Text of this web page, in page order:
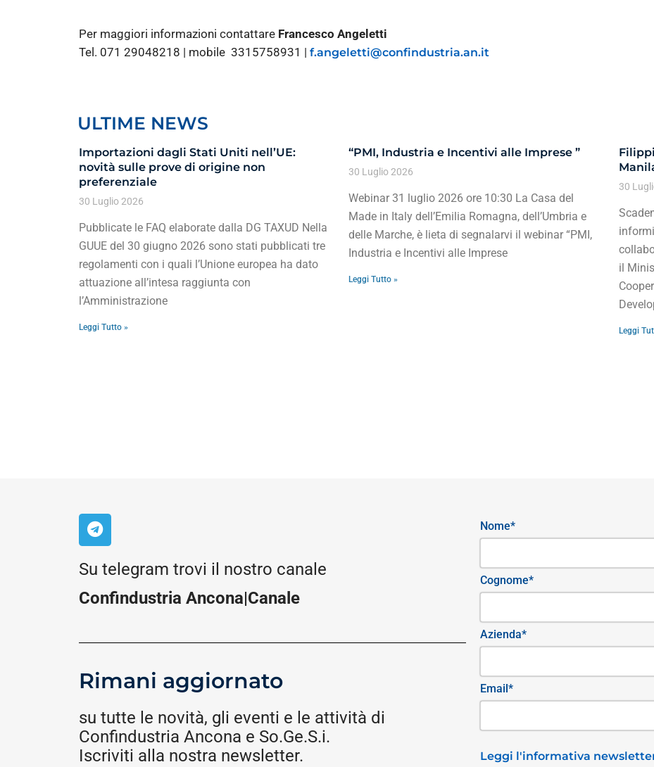
Per maggiori informazioni contattare Francesco Angeletti
Tel. 071 29048218 | mobile 3315758931 | f.angeletti@confindustria.an.it
ULTIME NEWS
Importazioni dagli Stati Uniti nell’UE:
novità sulle prove di origine non
preferenziale
30 Luglio 2026
Pubblicate le FAQ elaborate dalla DG TAXUD Nella
GUUE del 30 giugno 2026 sono stati pubblicati tre
regolamenti con i quali l’Unione europea ha dato
attuazione all’intesa raggiunta con
l’Amministrazione
Leggi Tutto »
“PMI, Industria e Incentivi alle Imprese ”
30 Luglio 2026
Webinar 31 luglio 2026 ore 10:30 La Casa del
Made in Italy dell’Emilia Romagna, dell’Umbria e
delle Marche, è lieta di segnalarvi il webinar “PMI,
Industria e Incentivi alle Imprese
Leggi Tutto »
30
il
Leggi
Su telegram trovi il nostro canale
Confindustria Ancona|Canale
Rimani aggiornato
su tutte le novità, gli eventi e le attività di
Confindustria Ancona e So.Ge.S.i.
Iscriviti alla nostra newsletter.
Nome*
Cognome*
Azienda*
Email*
Leggi l'informativa